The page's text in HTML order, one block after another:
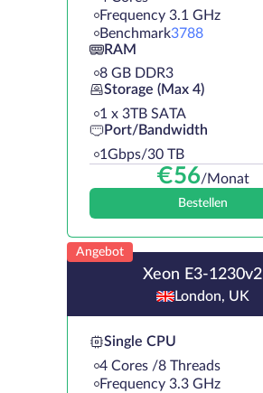
Frequency 3.1 GHz
Benchmark3788
RAM
8 GB DDR3
Storage (Max 4)
1 х 3TB SATA
Port/Bandwidth
1Gbps/30 TB
€56/Monat
Bestellen
Angebot
Xeon E3-1230v2
London, UK
Single CPU
4 Cores /8 Threads
Frequency 3.3 GHz